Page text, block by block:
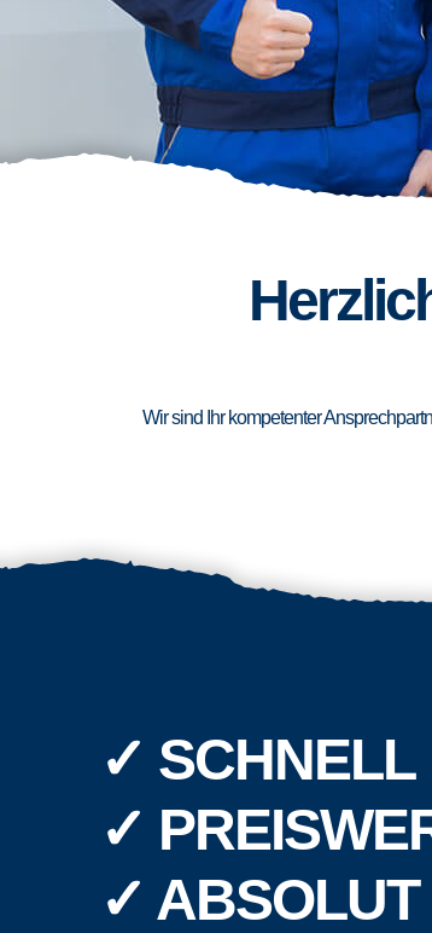
Wir sind Ihr kompetenter
✓ SCHNELL
✓
✓ ABSOLUT